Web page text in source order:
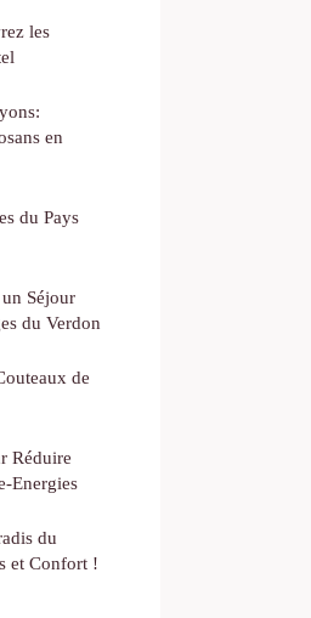
les
en
du Pays
Séjour
du Verdon
de
Réduire
Energies
du
et Confort !